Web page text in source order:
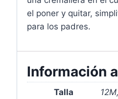
el poner y quitar,
para los padres.
Información
Talla